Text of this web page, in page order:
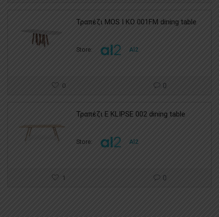
Τραπέζι MOS I KO 001FM dining table
Store: Al2
0 0
Τραπέζι E KLIPSE 002 dining table
Store: Al2
1 0